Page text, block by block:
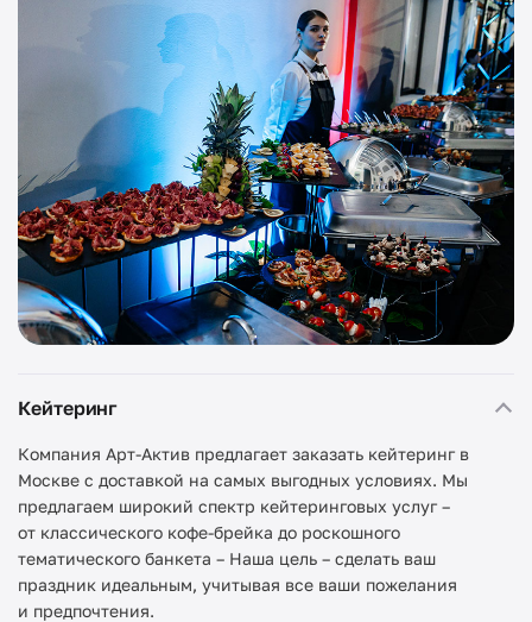
Кейтеринг
Компания Арт-Актив предлагает заказать кейтеринг в
Москве с доставкой на самых выгодных условиях. Мы
предлагаем широкий спектр кейтеринговых услуг –
от классического кофе-брейка до роскошного
тематического банкета – Наша цель – сделать ваш
праздник идеальным, учитывая все ваши пожелания
и предпочтения.